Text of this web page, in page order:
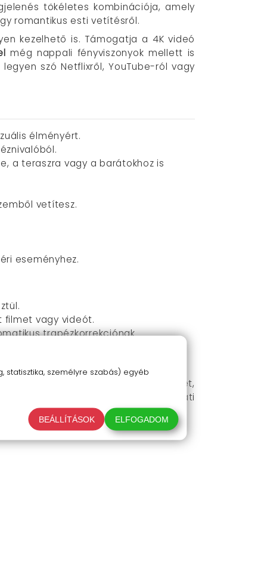
tökéletes kombinációja, amely
romantikus esti vetítésről.
kezelhető is. Támogatja a 4K videó
még nappali fényviszonyok mellett is
szó Netflixről, YouTube-ról vagy
élményért.
a teraszra vagy a barátokhoz is
vetítesz.
eseményhez.
filmet vagy videót.
trapézkorrekciónak
és élvezd a bámulatos képminőséget,
ma, és legyél te a következő baráti
statisztika, személyre szabás) egyéb
BEÁLLÍTÁSOK ELFOGADOM